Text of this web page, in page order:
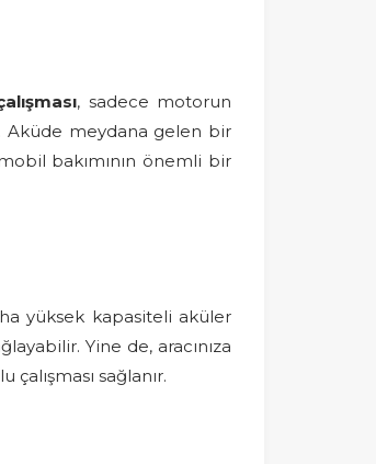
, sadece motorun
Aküde meydana gelen bir
bakımının önemli bir
yüksek kapasiteli aküler
Yine de, aracınıza
sağlanır.